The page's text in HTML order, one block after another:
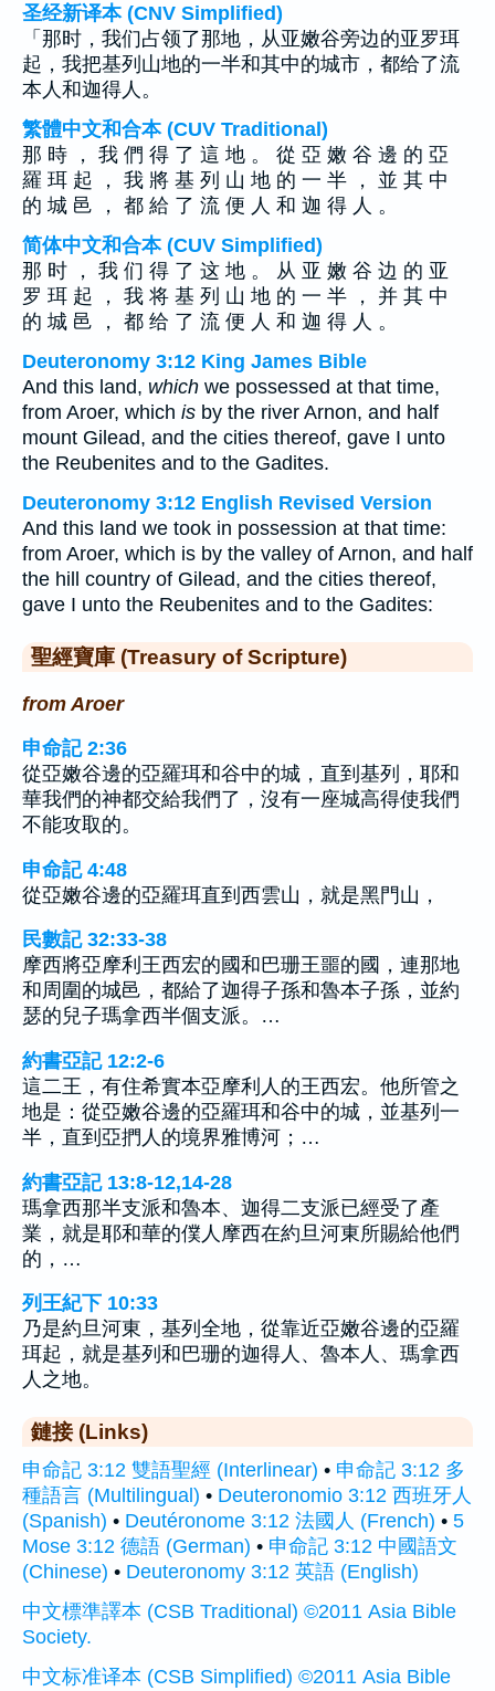
圣经新译本 (CNV Simplified)
「那时，我们占领了那地，从亚嫩谷旁边的亚罗珥
起，我把基列山地的一半和其中的城市，都给了流
本人和迦得人。
繁體中文和合本 (CUV Traditional)
那 時 ， 我 們 得 了 這 地 。 從 亞 嫩 谷 邊 的 亞
羅 珥 起 ， 我 將 基 列 山 地 的 一 半 ， 並 其 中
的 城 邑 ， 都 給 了 流 便 人 和 迦 得 人 。
简体中文和合本 (CUV Simplified)
那 时 ， 我 们 得 了 这 地 。 从 亚 嫩 谷 边 的 亚
罗 珥 起 ， 我 将 基 列 山 地 的 一 半 ， 并 其 中
的 城 邑 ， 都 给 了 流 便 人 和 迦 得 人 。
Deuteronomy 3:12 King James Bible
And this land, which we possessed at that time,
from Aroer, which is by the river Arnon, and half
mount Gilead, and the cities thereof, gave I unto
the Reubenites and to the Gadites.
Deuteronomy 3:12 English Revised Version
And this land we took in possession at that time:
from Aroer, which is by the valley of Arnon, and half
the hill country of Gilead, and the cities thereof,
gave I unto the Reubenites and to the Gadites:
聖經寶庫 (Treasury of Scripture)
from Aroer
申命記 2:36
從亞嫩谷邊的亞羅珥和谷中的城，直到基列，耶和
華我們的神都交給我們了，沒有一座城高得使我們
不能攻取的。
申命記 4:48
從亞嫩谷邊的亞羅珥直到西雲山，就是黑門山，
民數記 32:33-38
摩西將亞摩利王西宏的國和巴珊王噩的國，連那地
和周圍的城邑，都給了迦得子孫和魯本子孫，並約
瑟的兒子瑪拿西半個支派。…
約書亞記 12:2-6
這二王，有住希實本亞摩利人的王西宏。他所管之
地是：從亞嫩谷邊的亞羅珥和谷中的城，並基列一
半，直到亞捫人的境界雅博河；…
約書亞記 13:8-12,14-28
瑪拿西那半支派和魯本、迦得二支派已經受了產
業，就是耶和華的僕人摩西在約旦河東所賜給他們
的，…
列王紀下 10:33
乃是約旦河東，基列全地，從靠近亞嫩谷邊的亞羅
珥起，就是基列和巴珊的迦得人、魯本人、瑪拿西
人之地。
鏈接 (Links)
申命記 3:12 雙語聖經 (Interlinear) • 申命記 3:12 多
種語言 (Multilingual) • Deuteronomio 3:12 西班牙人
(Spanish) • Deutéronome 3:12 法國人 (French) • 5
Mose 3:12 德語 (German) • 申命記 3:12 中國語文
(Chinese) • Deuteronomy 3:12 英語 (English)
中文標準譯本 (CSB Traditional) ©2011 Asia Bible
Society.
中文标准译本 (CSB Simplified) ©2011 Asia Bible